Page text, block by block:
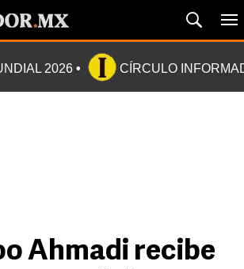
2026 CÍRCULO
Ahmadi recibe